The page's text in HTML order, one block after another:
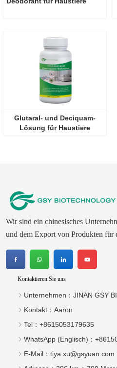
Glutaral- und Deciquam-
Lösung für Haustiere
Wir sind ein chinesisches
und dem Export von Produkten für
Kontaktieren Sie uns
Unternehmen： JINAN GSY
Kontakt： Aaron
Tel： +8615053179635‬
WhatsApp (Englisch)：
E-Mail： tiya.xu@gsyuan.com